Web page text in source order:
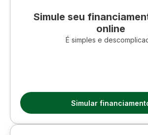
Simule seu
online
É simples e
Simular